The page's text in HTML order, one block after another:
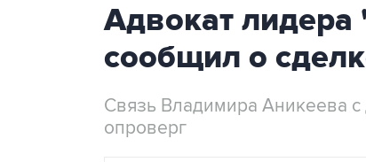
Адвокат
сообщил о
Связь Владимира Аникеева
опроверг